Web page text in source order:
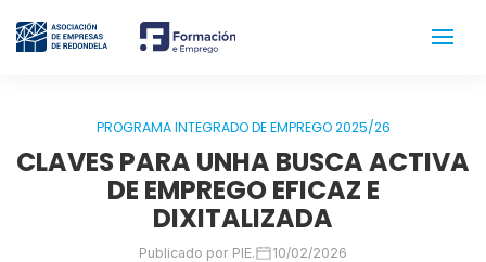
PROGRAMA INTEGRADO DE EMPREGO 2025/26
CLAVES PARA UNHA BUSCA ACTIVA
DE EMPREGO EFICAZ E
DIXITALIZADA
Publicado por PIE. 10/02/2026